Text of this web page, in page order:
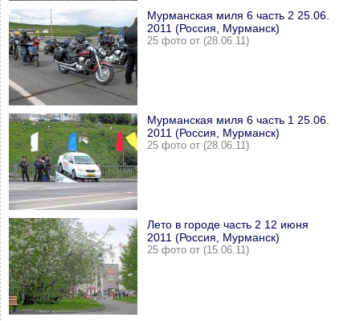
Мурманская миля 6 часть 2 25.06.
2011 (Россия, Мурманск)
25 фото от (28.06.11)
Мурманская миля 6 часть 1 25.06.
2011 (Россия, Мурманск)
25 фото от (28.06.11)
Лето в городе часть 2 12 июня
2011 (Россия, Мурманск)
25 фото от (15.06.11)